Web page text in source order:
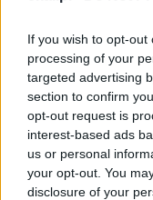
If you wish to opt-
processing of your
targeted advertising
section to confirm
opt-out request is
interest-based ads
us or personal
your opt-out. You
disclosure of your
JakoKról pokoju, gdy
natychmiast go
swoje miejsce, bo
miecza giną” (Mt26,
JakoKról pokoju , gdy
przebity za nasze
swoich. Jak